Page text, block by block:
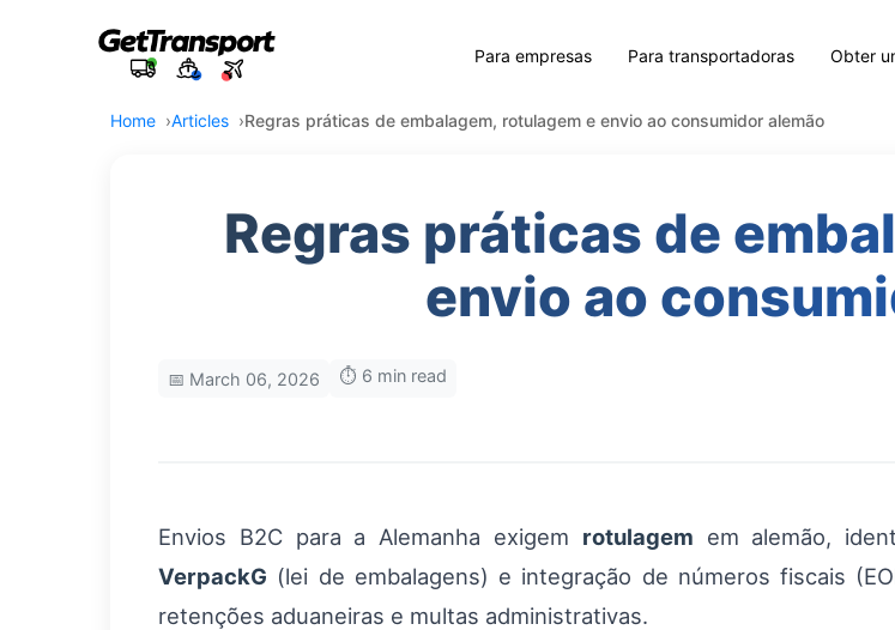
Para empresas Para transportadoras Obter
Home Articles Regras práticas de embalagem, rotulagem e envio ao consumidor alemão
Regras práticas de
envio ao
📅 March 06, 2026 ⏱️ 6 min read
Envios B2C para a Alemanha exigem rotulagem em alemão,
VerpackG (lei de embalagens) e integração de números fiscais
retenções aduaneiras e multas administrativas.